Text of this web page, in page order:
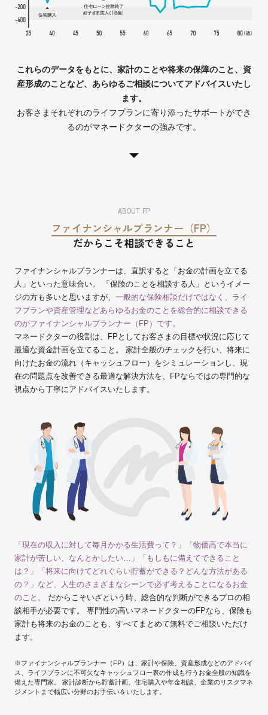
これらのデータをもとに、家計のことや将来の保障のこと、資
産形成のことなど、 あらゆるご相談についてアドバイスいたし
ます。
お客さまそれぞれのライフプランに寄り添ったサポートができ
るのがマネードクターの強みです。
ABOUT FP
ファイナンシャルプランナー（FP）
だからこそ相談できること
ファイナンシャルプランナーは、直訳すると「お金の計画を立てる
人」といった意味合い。 「保険のことを相談する人」というイメー
ジの方も多いと思いますが、 一般的な保険相談だけではなく、ライ
フプランや資産管理などあらゆるお金のことを総合的に相談できる
のがファイナンシャルプランナー（FP）です。
マネードクターの役割は、FPとしてお客さまの目標や状況に応じて
最適な資金計画を立てること。 家計全般のチェックを行い、将来に
向けたお金の流れ（キャッシュフロー）をシミュレーションし、現
在の問題点を改善できる最適な解決方法を、FPならではの専門的な
視点から丁寧にアドバイスいたします。
「現在の収入に対して毎月かかる生活費って？」「物価高で本当に
家計が苦しい、なんとかしたい…」「もしもに備えてできること
は？」「将来に向けてどれぐらい貯蓄ができる？どんな方法がある
の？」など、人生のさまざまなシーンで必ず考えることになるお金
のこと。
だからこそいざという時、総合的な判断ができるプロの相
談相手が必要です。 専門性の高いマネードクターのFPなら、保険も
家計も将来のお金のことも、すべてまとめて無料でご相談いただけ
ます。
※ファイナンシャルプランナー（FP）は、家計や保険、資産形成などのアドバイ
ス、ライフプランに不可欠なキャッシュフロー表の作成も行うお金全般の知識を
備えた専門家。 家計診断から貯蓄計画、住宅購入や年金相談、企業のリスクマネ
ジメントまで幅広い分野のお手伝いをいたします。